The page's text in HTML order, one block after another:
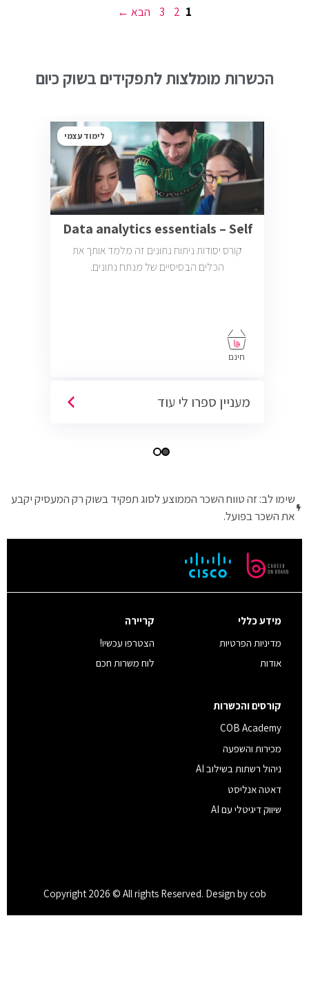
עמוד
1 עמוד
2 עמוד
3 הבא →
הכשרות מומלצות לתפקידים בשוק כיום
לימוד עצמי
Data analytics essentials – Self
קורס יסודות ניתוח נתונים זה מלמד אותך את
הכלים הבסיסיים של מנתח נתונים.
חינם
מעניין ספרו לי עוד
שימו לב: זה טווח השכר הממוצע לסוג תפקיד בשוק רק המעסיק יקבע
את השכר בפועל.
מידע כללי
מדיניות הפרטיות
אודות
קריירה
הצטרפו עכשיו!
לוח משרות חכם
קורסים והכשרות
COB Academy
מכירות והשפעה
ניהול רשתות בשילוב AI
דאטה אנליסט
שיווק דיגיטלי עם AI
Copyright 2026 © All rights Reserved. Design by cob